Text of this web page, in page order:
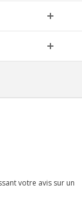
votre avis sur un